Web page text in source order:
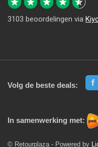
3103 beoordelingen via
Volg de beste deals:
In samenwerking met:
© Retourplaza - Powered by